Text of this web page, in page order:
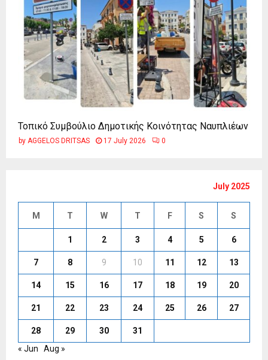
Τοπικό Συμβούλιο Δημοτικής Κοινότητας Ναυπλιέων
by AGGELOS DRITSAS 17 July 2026 0
July 2025
M T W T F S S
1 2 3 4 5 6
7 8 9 10 11 12 13
14 15 16 17 18 19 20
21 22 23 24 25 26 27
28 29 30
31
« Jun
Aug »